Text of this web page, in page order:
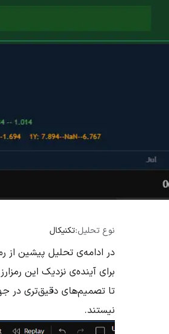
نوع تحلیل:تکنیکال
برای آینده‌ی نزدیک این
تا تصمیم‌های دقیق‌تری در
نیستند.